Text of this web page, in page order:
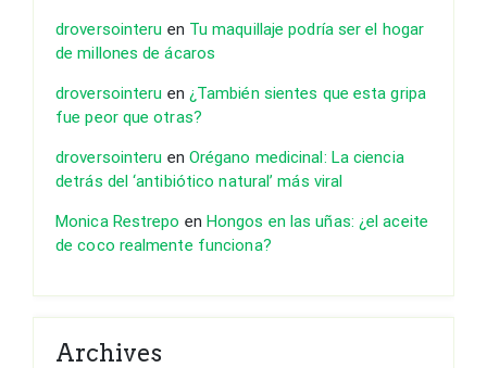
droversointeru en Tu maquillaje podría ser el hogar
de millones de ácaros
droversointeru en ¿También sientes que esta gripa
fue peor que otras?
droversointeru en Orégano medicinal: La ciencia
detrás del ‘antibiótico natural’ más viral
Monica Restrepo en Hongos en las uñas: ¿el aceite
de coco realmente funciona?
Archives